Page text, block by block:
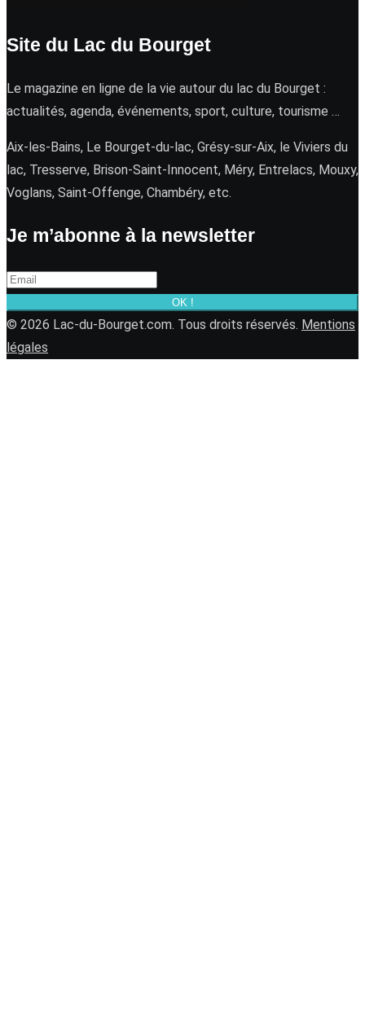
Site du Lac du Bourget
Le magazine en ligne de la vie autour du lac du Bourget :
actualités, agenda, événements, sport, culture, tourisme …
Aix-les-Bains, Le Bourget-du-lac, Grésy-sur-Aix, le Viviers du
lac, Tresserve, Brison-Saint-Innocent, Méry, Entrelacs, Mouxy,
Voglans, Saint-Offenge, Chambéry, etc.
Je m’abonne à la newsletter
OK !
© 2026 Lac-du-Bourget.com. Tous droits réservés. Mentions
légales